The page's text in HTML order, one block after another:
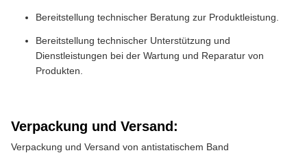
Bereitstellung technischer Beratung zur Produktleistung.
Bereitstellung technischer Unterstützung und
Dienstleistungen bei der Wartung und Reparatur von
Produkten.
Verpackung und Versand:
Verpackung und Versand von antistatischem Band